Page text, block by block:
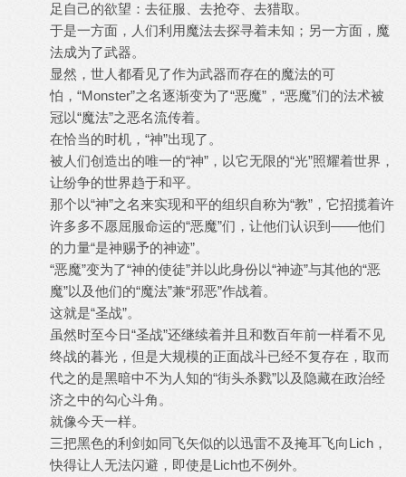
足自己的欲望：去征服、去抢夺、去猎取。
于是一方面，人们利用魔法去探寻着未知；另一方面，魔
法成为了武器。
显然，世人都看见了作为武器而存在的魔法的可
怕，“Monster”之名逐渐变为了“恶魔”，“恶魔”们的法术被
冠以“魔法”之恶名流传着。
在恰当的时机，“神”出现了。
被人们创造出的唯一的“神”，以它无限的“光”照耀着世界，
让纷争的世界趋于和平。
那个以“神”之名来实现和平的组织自称为“教”，它招揽着许
许多多不愿屈服命运的“恶魔”们，让他们认识到——他们
的力量“是神赐予的神迹”。
“恶魔”变为了“神的使徒”并以此身份以“神迹”与其他的“恶
魔”以及他们的“魔法”兼“邪恶”作战着。
这就是“圣战”。
虽然时至今日“圣战”还继续着并且和数百年前一样看不见
终战的暮光，但是大规模的正面战斗已经不复存在，取而
代之的是黑暗中不为人知的“街头杀戮”以及隐藏在政治经
济之中的勾心斗角。
就像今天一样。
三把黑色的利剑如同飞矢似的以迅雷不及掩耳飞向Lich，
快得让人无法闪避，即使是Lich也不例外。